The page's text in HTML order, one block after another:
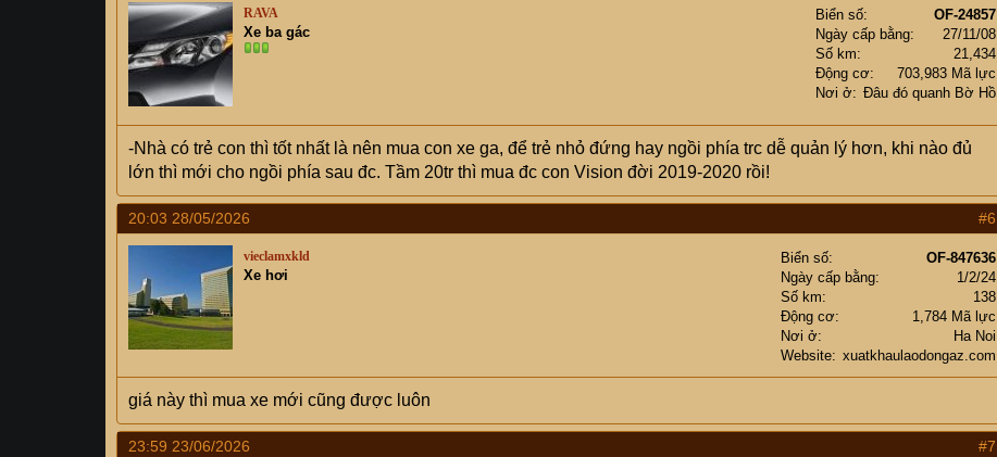
RAVA
Xe ba gác
Biển số
OF-24857
Ngày cấp bằng
27/11/08
Số km
21,434
Động cơ
703,983 Mã lực
Nơi ở
Đâu đó quanh Bờ Hồ
-Nhà có trẻ con thì tốt nhất là nên mua con xe ga, để trẻ nhỏ đứng hay ngồi phía trc dễ quản lý hơn, khi nào đủ
lớn thì mới cho ngồi phía sau đc. Tầm 20tr thì mua đc con Vision đời 2019-2020 rồi!
20:03 28/05/2026 #6
vieclamxkld
Xe hơi
Biển số
OF-847636
Ngày cấp bằng
1/2/24
Số km
138
Động cơ
1,784 Mã lực
Nơi ở
Ha Noi
Website
xuatkhaulaodongaz.com
giá này thì mua xe mới cũng được luôn
23:59 23/06/2026 #7